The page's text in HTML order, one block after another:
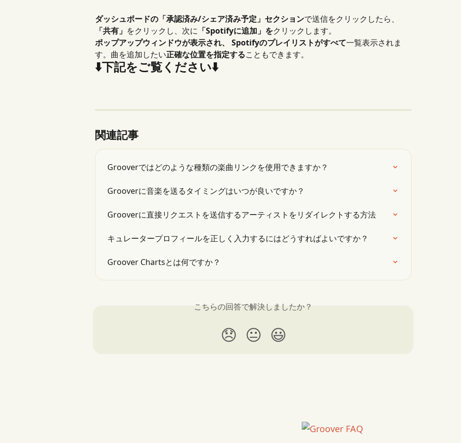
ダッシュボードの「承認済み/シェア済み予定」セクションで送信をクリックしたら、
「共有」 をクリックし、次に 「Spotifyに追加」をクリックします。
ポップアップウィンドウが表示され、
Spotifyのプレイリストがすべて一覧表示されま
す。曲を追加したい正確な位置を指定することもできます。
⬇️下記をご覧ください⬇️
関連記事
Grooverではどのような種類の楽曲リンクを使用できますか？
Grooverに音楽を送るタイミングはいつが良いですか？
Grooverに直接リクエストを送信するアーティストをリダイレクトする方法
キュレータープロフィールを正しく入力するにはどうすればよいですか？
Groover Chartsとは何ですか？
こちらの回答で解決しましたか？
😞 😐 😃